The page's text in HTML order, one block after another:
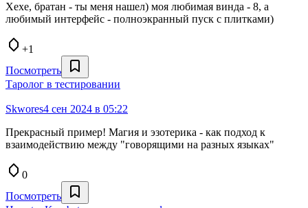
Хехе, братан - ты меня нашел) моя любимая винда - 8, а
любимый интерфейс - полноэкранный пуск с плитками)
+1
Посмотреть
Таролог в тестировании
Skwores4 сен 2024 в 05:22
Прекрасный пример! Магия и эзотерика - как подход к
взаимодействию между "говорящими на разных языках"
0
Посмотреть